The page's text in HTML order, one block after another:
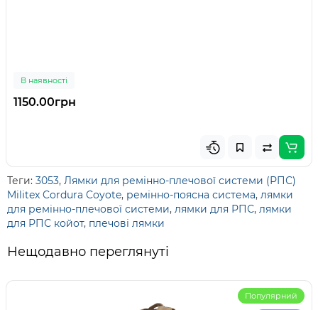
В наявності
1150.00грн
Теги: 3053, Лямки для ремінно-плечової системи (РПС)
Militex Cordura Coyote, ремінно-поясна система, лямки
для ремінно-плечової системи, лямки для РПС, лямки
для РПС койот, плечові лямки
Нещодавно переглянуті
Популярний